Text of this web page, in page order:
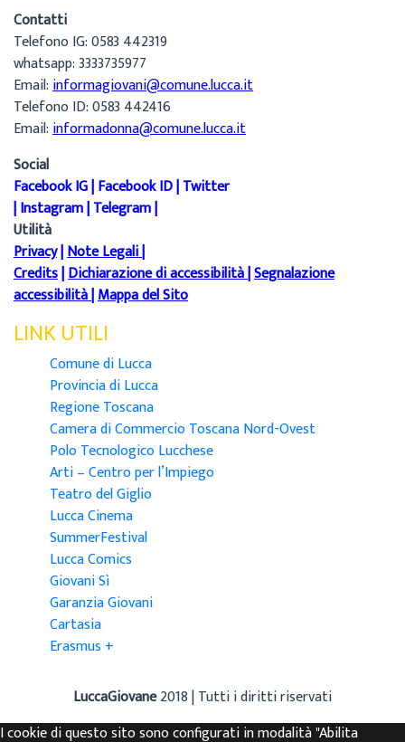
Contatti
Telefono IG: 0583 442319
whatsapp: 3333735977
Email:informagiovani@comune.lucca.it
Telefono ID: 0583 442416
Email:informadonna@comune.lucca.it
Social
Facebook IG|Facebook ID|Twitter
|Instagram|Telegram|
Utilità
Privacy|Note Legali|
Credits|Dichiarazione di accessibilità|Segnalazione
accessibilità|Mappa del Sito
LINK UTILI
Comune di Lucca
Provincia di Lucca
Regione Toscana
Camera di Commercio Toscana Nord-Ovest
Polo Tecnologico Lucchese
Arti – Centro per l’Impiego
Teatro del Giglio
Lucca Cinema
SummerFestival
Lucca Comics
Giovani Sì
Garanzia Giovani
Cartasia
Erasmus +
LuccaGiovane2018 | Tutti i diritti riservati
I cookie di questo sito sono configurati in modalità "Abilita